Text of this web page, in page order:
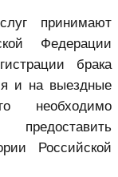
принимают
Федерации
брака
и на выездные
необходимо
Российской